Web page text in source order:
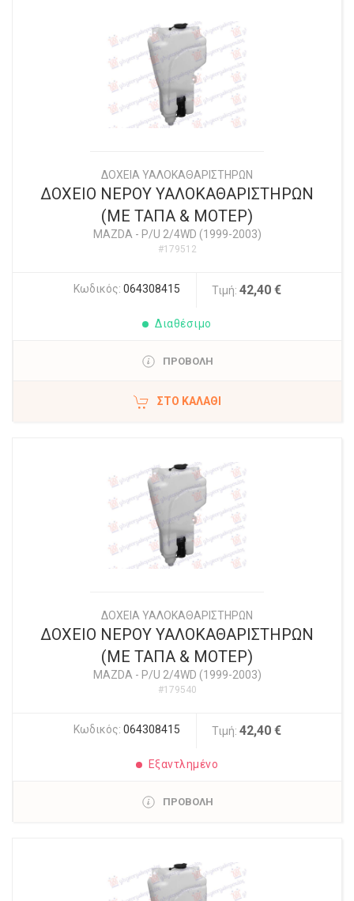
ΔΟΧΕΙΑ ΥΑΛΟΚΑΘΑΡΙΣΤΗΡΩΝ
ΔΟΧΕΙΟ ΝΕΡΟΥ ΥΑΛΟΚΑΘΑΡΙΣΤΗΡΩΝ
(ΜΕ ΤΑΠΑ & ΜΟΤΕΡ)
MAZDA- P/U 2/4WD (1999-2003)
#179512
Κωδικός: 064308415 Τιμή: 42,40 €
Διαθέσιμο
ΠΡΟΒΟΛΗ
ΣΤΟ ΚΑΛΆΘΙ
ΔΟΧΕΙΑ ΥΑΛΟΚΑΘΑΡΙΣΤΗΡΩΝ
ΔΟΧΕΙΟ ΝΕΡΟΥ ΥΑΛΟΚΑΘΑΡΙΣΤΗΡΩΝ
(ΜΕ ΤΑΠΑ & ΜΟΤΕΡ)
MAZDA- P/U 2/4WD (1999-2003)
#179540
Κωδικός: 064308415 Τιμή: 42,40 €
Εξαντλημένο
ΠΡΟΒΟΛΗ